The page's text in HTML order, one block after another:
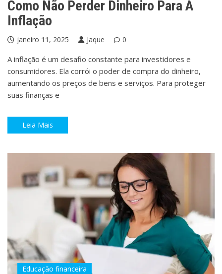
Como Não Perder Dinheiro Para A
Inflação
janeiro 11, 2025 Jaque 0
A inflação é um desafio constante para investidores e
consumidores. Ela corrói o poder de compra do dinheiro,
aumentando os preços de bens e serviços. Para proteger
suas finanças e
Leia Mais
Educação financeira